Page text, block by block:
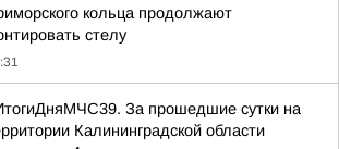
кольца продолжают
стелу
За прошедшие сутки на
Калининградской области